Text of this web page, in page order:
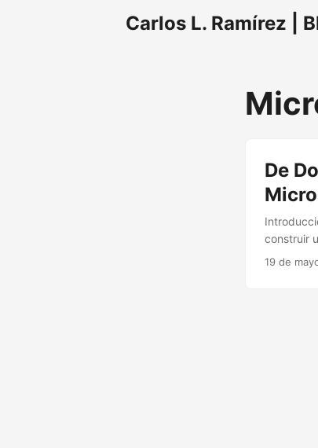
Carlos L. Ramírez |
De
construir
artículo,
19 de